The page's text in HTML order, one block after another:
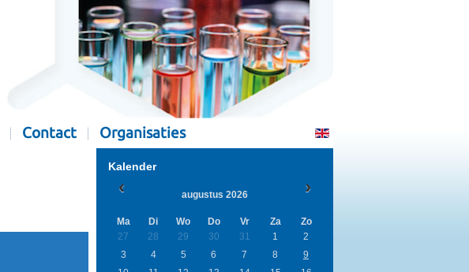
Contact Organisaties
Kalender
augustus 2026
Ma Di Wo Do Vr Za
Zo
27
28 29 30 31 1
2
3
4 5 6 7 8
9